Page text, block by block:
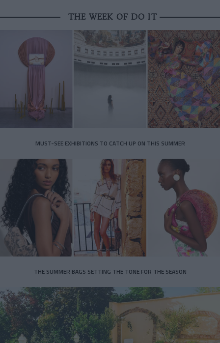
THE WEEK OF DO IT
MUST-SEE EXHIBITIONS TO CATCH UP ON THIS SUMMER
THE SUMMER BAGS SETTING THE TONE FOR THE SEASON